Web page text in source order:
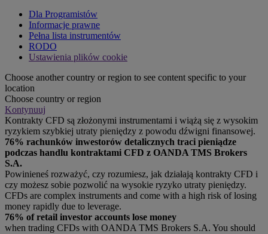
Dla Programistów
Informacje prawne
Pełna lista instrumentów
RODO
Ustawienia plików cookie
Choose another country or region to see content specific to your
location
Choose country or region
Kontynuuj
Kontrakty CFD są złożonymi instrumentami i wiążą się z wysokim
ryzykiem szybkiej utraty pieniędzy z powodu dźwigni finansowej.
76% rachunków inwestorów detalicznych traci pieniądze
podczas handlu kontraktami CFD z OANDA TMS Brokers
S.A.
Powinieneś rozważyć, czy rozumiesz, jak działają kontrakty CFD i
czy możesz sobie pozwolić na wysokie ryzyko utraty pieniędzy.
CFDs are complex instruments and come with a high risk of losing
money rapidly due to leverage.
76% of retail investor accounts lose money
when trading CFDs with OANDA TMS Brokers S.A. You should